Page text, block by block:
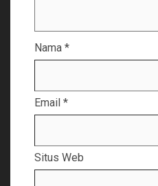
Nama *
Email *
Situs Web